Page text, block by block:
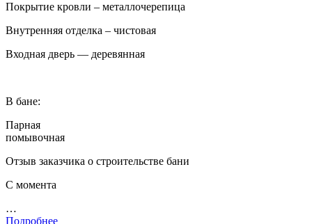
Покрытие кровли – металлочерепица
Внутренняя отделка – чистовая
Входная дверь — деревянная
В бане:
Парная
помывочная
Отзыв заказчика о строительстве бани
С момента
…
Подробнее